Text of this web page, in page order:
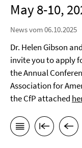
May 8-10,
News vom 06.10.2025
Dr. Helen Gibson
invite you to apply
the Annual
Association for
the CfP attached